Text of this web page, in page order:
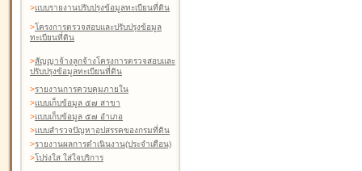
>แบบรายงานปรับปรุงข้อมูลทะเบียนที่ดิน
>โครงการตรวจสอบและปรับปรุงข้อมูล
ทะเบียนที่ดิน
>สัญญาจ้างลูกจ้างโครงการตรวจสอบและ
ปรับปรุงข้อมูลทะเบียนที่ดิน
>รายงานการควบคุมภายใน
>แบบเก็บข้อมูล ๕๗ สาขา
>แบบเก็บข้อมูล ๕๗ อำเภอ
>แบบสำรวจปัญหาอุปสรรคของกรมที่ดิน
>รายงานผลการดำเนินงาน(ประจำเดือน)
>โปร่งใส ใส่ใจบริการ